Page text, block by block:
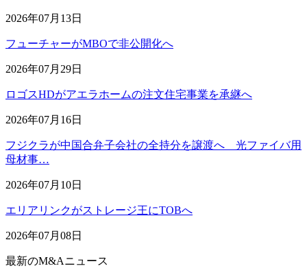
2026年07月13日
フューチャーがMBOで非公開化へ
2026年07月29日
ロゴスHDがアエラホームの注文住宅事業を承継へ
2026年07月16日
フジクラが中国合弁子会社の全持分を譲渡へ 光ファイバ用
母材事…
2026年07月10日
エリアリンクがストレージ王にTOBへ
2026年07月08日
最新のM&Aニュース